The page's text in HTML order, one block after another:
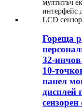
Гореща
32-
10-
панел
дисплей